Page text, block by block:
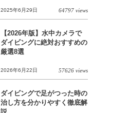
2025年6月29日 64797 views
【2026年版】水中カメラで
ダイビングに絶対おすすめの
厳選8選
2026年6月22日 57626 views
ダイビングで足がつった時の
治し方を分かりやすく徹底解